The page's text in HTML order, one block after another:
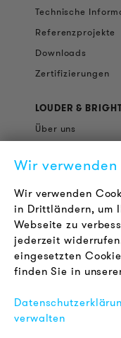
Technische
Referenzprojekte
Downloads
Zertifizierungen
LOUDER &
Über uns
Karriere
Newsletter
RECHTLICHES
AGB
Datenschutz
FAQ
Wir verwenden
Wir verwenden
in Drittländern, um
Webseite zu
jederzeit
eingesetzten
finden Sie in
verwalten